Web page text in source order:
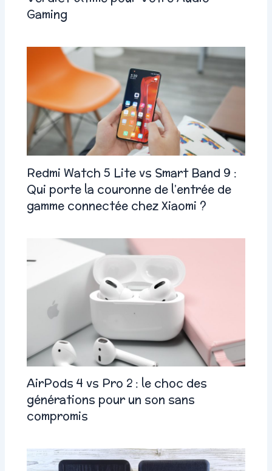
Gaming
Redmi Watch 5 Lite vs Smart Band 9 :
Qui porte la couronne de l’entrée de
gamme connectée chez Xiaomi ?
AirPods 4 vs Pro 2 : le choc des
générations pour un son sans
compromis